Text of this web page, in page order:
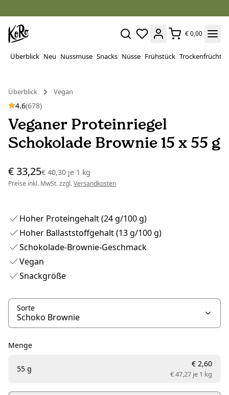
€ 0,00
Überblick Neu Nussmuse Snacks Nüsse Frühstück Trockenfrüchte
Überblick
Vegan
4.6(678)
Veganer Proteinriegel
Schokolade Brownie 15 x 55 g
€ 33,25€ 40,30 je 1 kg
Preise inkl. MwSt. zzgl.Versandkosten
Hoher Proteingehalt (24 g/100 g)
Hoher Ballaststoffgehalt (13 g/100 g)
Schokolade-Brownie-Geschmack
Vegan
Snackgröße
Sorte
Menge
55 g
€ 2,60
€ 47,27 je 1 kg